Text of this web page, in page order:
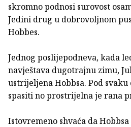
skromno podnosi surovost
Jedini drug u dobrovoljnom
Hobbes.
Jednog poslijepodneva, kada
navještava dugotrajnu zimu,
ustrijeljena Hobbsa. Pod
spasiti no prostrijelna je rana
Istovremeno shvaća da